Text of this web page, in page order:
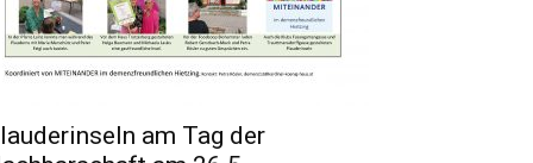
am Tag der